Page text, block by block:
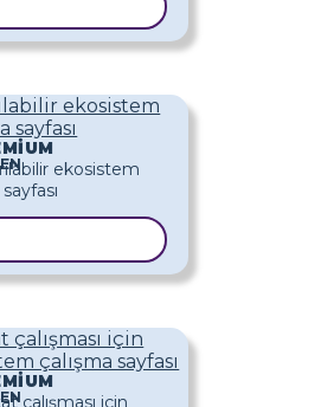
ekosistem
sayfası
çalışması için
çalışma sayfası